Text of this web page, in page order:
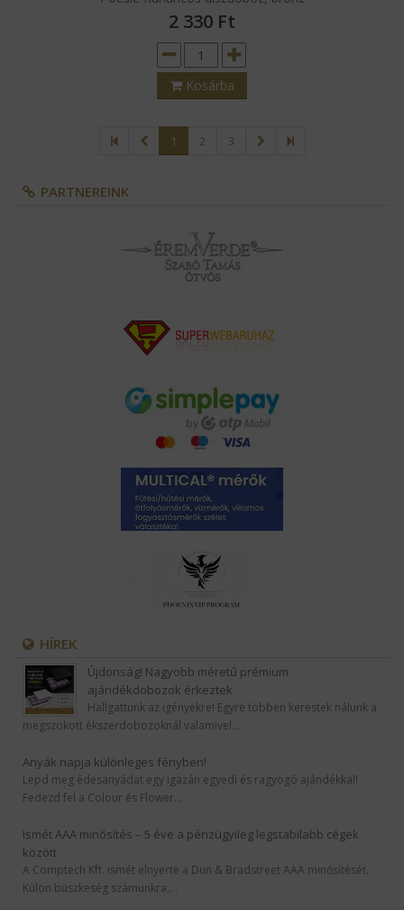
2 330 Ft
Kosárba
1 2 3
PARTNEREINK
HÍREK
Újdonság! Nagyobb méretű prémium
ajándékdobozok érkeztek
Hallgattunk az igényekre! Egyre többen kerestek nálunk a
megszokott ékszerdobozoknál valamivel…
Anyák napja különleges fényben!
Lepd meg édesanyádat egy igazán egyedi és ragyogó ajándékkal!
Fedezd fel a Colour és Flower…
Ismét AAA minősítés – 5 éve a pénzügyileg legstabilabb cégek
között
A Comptech Kft. ismét elnyerte a Dun & Bradstreet AAA minősítését.
Külön büszkeség számunkra,…